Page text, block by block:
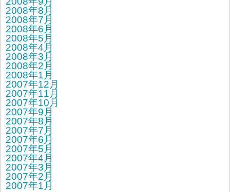
2008年8月
2008年7月
2008年6月
2008年5月
2008年4月
2008年3月
2008年2月
2008年1月
2007年12月
2007年11月
2007年10月
2007年9月
2007年8月
2007年7月
2007年6月
2007年5月
2007年4月
2007年3月
2007年2月
2007年1月